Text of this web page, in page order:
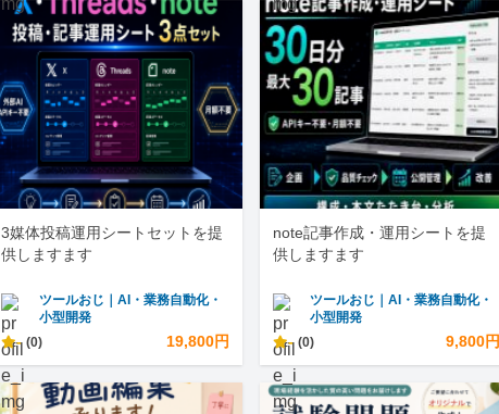
3媒体投稿運用シートセットを提
供しますます
ツールおじ｜AI・業務自動化・
小型開発
- (0) 19,800円
note記事作成・運用シートを提
供しますます
ツールおじ｜AI・業務自動化・
小型開発
- (0) 9,800円